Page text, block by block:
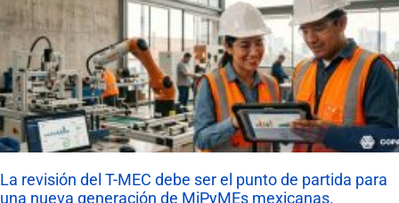
La revisión del T-MEC debe ser el punto de partida para
una nueva generación de MiPyMEs mexicanas.